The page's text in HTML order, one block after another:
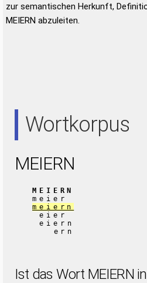
zur semantischen Herkunft,
MEIERN abzuleiten.
Wortkorpus
MEIERN
MEIERN
meier
meiern
eier
eiern
ern
Ist das Wort MEIERN